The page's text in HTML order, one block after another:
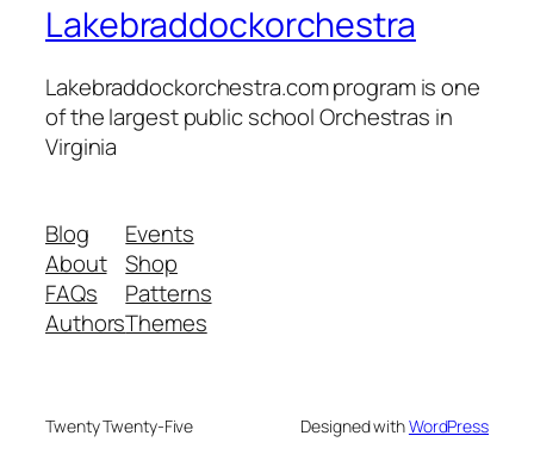
Lakebraddockorchestra
Lakebraddockorchestra.com program is one
of the largest public school Orchestras in
Virginia
Blog
About
FAQs
Authors
Events
Shop
Patterns
Themes
Twenty Twenty-Five Designed withWordPress